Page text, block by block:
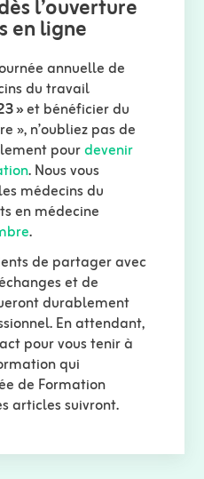
l’ouverture
en ligne
annuelle de
du travail
»et bénéficier du
», n’oubliez pas de
pourdevenir
. Nous vous
médecins du
en médecine
.
de partager avec
et de
durablement
En attendant,
pour vous tenir à
qui
de Formation
articles suivront.